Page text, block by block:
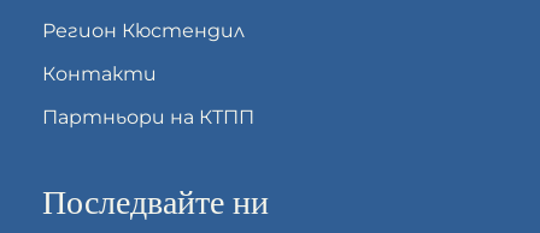
Регион Кюстендил
Контакти
Партньори на КТПП
Последвайте ни